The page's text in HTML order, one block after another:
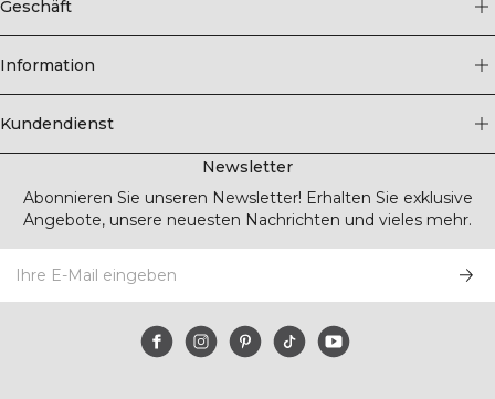
Geschäft
Information
Kundendienst
Newsletter
Abonnieren Sie unseren Newsletter! Erhalten Sie exklusive
Angebote, unsere neuesten Nachrichten und vieles mehr.